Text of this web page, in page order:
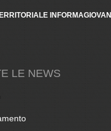
INFORMAGIOVANI
LE NEWS